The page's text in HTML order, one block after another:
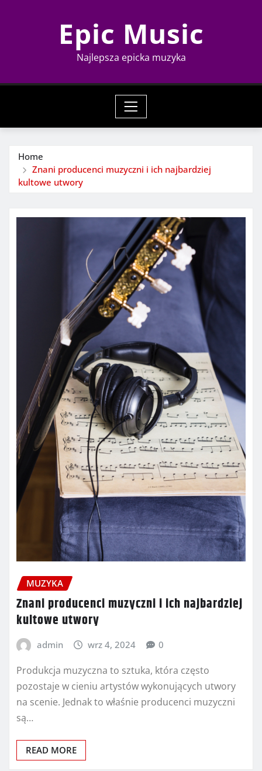
Epic Music
Najlepsza epicka muzyka
Home
Znani producenci muzyczni i ich najbardziej
kultowe utwory
MUZYKA
Znani producenci muzyczni i ich najbardziej
kultowe utwory
admin wrz 4, 2024 0
Produkcja muzyczna to sztuka, która często
pozostaje w cieniu artystów wykonujących utwory
na scenie. Jednak to właśnie producenci muzyczni
są…
READ MORE